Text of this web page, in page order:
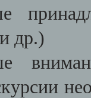
др.)